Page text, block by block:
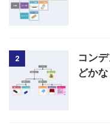
2
コン
どか